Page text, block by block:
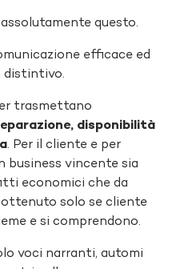
questo.
efficace ed
trasmettano
disponibilità
. Per il cliente e per
business vincente sia
economici che da
ottenuto solo se cliente
e si comprendono.
voci narranti, automi